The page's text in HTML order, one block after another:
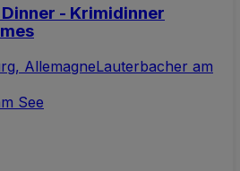
- Krimidinner
AllemagneLauterbacher am
See